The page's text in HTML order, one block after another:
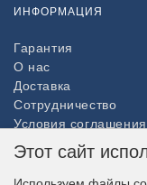
ИНФОРМАЦИЯ
Гарантия
О нас
Доставка
Сотрудничество
Условия соглашения
Возврат товара
Этот сайт